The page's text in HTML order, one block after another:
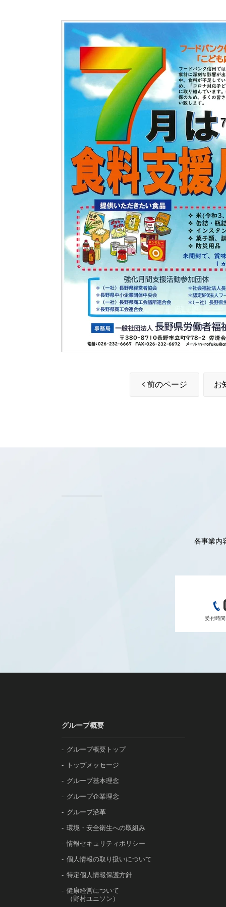
前のページ お
各事業内
受付時
グループ概要
グループ概要トップ
トップメッセージ
グループ基本理念
グループ企業理念
グループ沿革
環境・安全衛生への取組み
情報セキュリティポリシー
個人情報の取り扱いについて
特定個人情報保護方針
健康経営について
（野村ユニソン）